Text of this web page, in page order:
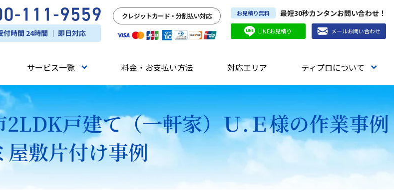
付時間 24時間 ｜ 即日対応
クレジットカード・分割払い対応 お見積り無料 最短30秒カンタンお問い合わせ！
LINEお見積り メールお問い合わせ
サービス一覧 料金・お支払い方法 対応エリア ティプロについて
戸建て（一軒家）Ｕ.Ｅ様の作業事例
屋敷片付け事例